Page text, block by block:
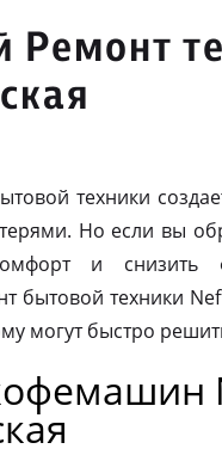
Ремонт
техники
Но если вы
и снизить
бытовой техники
могут быстро